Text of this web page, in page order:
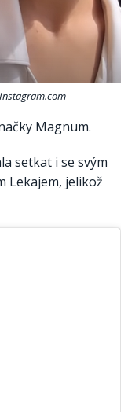
Magnum.
setkat i se svým
Lekajem, jelikož